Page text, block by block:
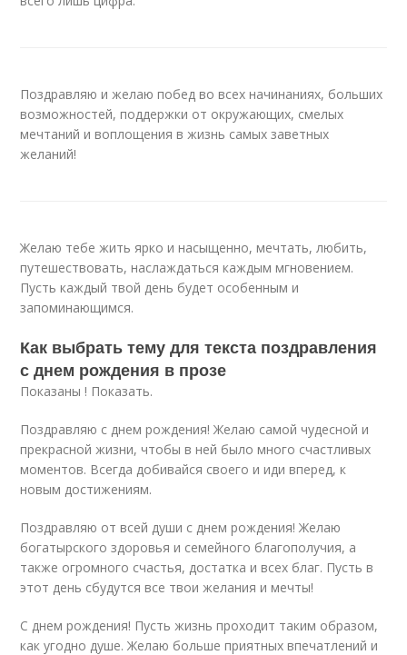
Поздравляю и желаю побед во всех начинаниях, больших
возможностей, поддержки от окружающих, смелых
мечтаний и воплощения в жизнь самых заветных
желаний!
Желаю тебе жить ярко и насыщенно, мечтать, любить,
путешествовать, наслаждаться каждым мгновением.
Пусть каждый твой день будет особенным и
запоминающимся.
Как выбрать тему для текста поздравления
с днем рождения в прозе
Показаны ! Показать.
Поздравляю с днем рождения! Желаю самой чудесной и
прекрасной жизни, чтобы в ней было много счастливых
моментов. Всегда добивайся своего и иди вперед, к
новым достижениям.
Поздравляю от всей души с днем рождения! Желаю
богатырского здоровья и семейного благополучия, а
также огромного счастья, достатка и всех благ. Пусть в
этот день сбудутся все твои желания и мечты!
С днем рождения! Пусть жизнь проходит таким образом,
как угодно душе. Желаю больше приятных впечатлений и